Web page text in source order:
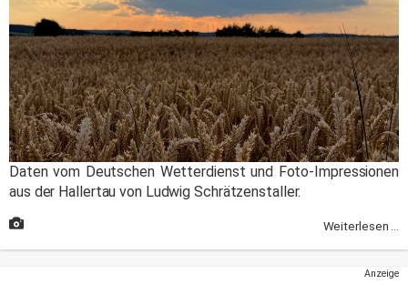
Daten vom Deutschen Wetterdienst und Foto-Impressionen
aus der Hallertau von Ludwig Schrätzenstaller.
Weiterlesen ...
Anzeige